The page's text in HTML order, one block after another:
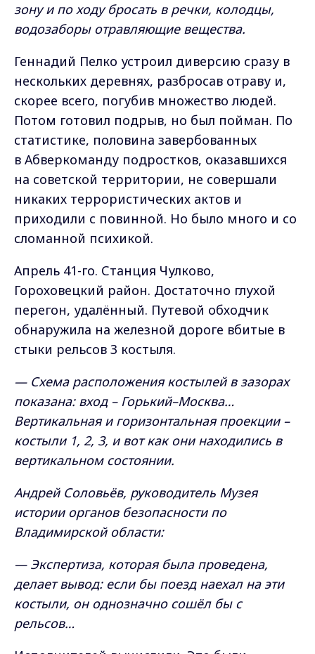
зону и по ходу бросать в речки, колодцы,
водозаборы отравляющие вещества.
Геннадий Пелко устроил диверсию сразу в
нескольких деревнях, разбросав отраву и,
скорее всего, погубив множество людей.
Потом готовил подрыв, но был пойман. По
статистике, половина завербованных
в Абверкоманду подростков, оказавшихся
на советской территории, не совершали
никаких террористических актов и
приходили с повинной. Но было много и со
сломанной психикой.
Апрель 41-го. Станция Чулково,
Гороховецкий район. Достаточно глухой
перегон, удалённый. Путевой обходчик
обнаружила на железной дороге вбитые в
стыки рельсов 3 костыля.
— Схема расположения костылей в зазорах
показана: вход – Горький–Москва…
Вертикальная и горизонтальная проекции –
костыли 1, 2, 3, и вот как они находились в
вертикальном состоянии.
Андрей Соловьёв, руководитель Музея
истории органов безопасности по
Владимирской области:
— Экспертиза, которая была проведена,
делает вывод: если бы поезд наехал на эти
костыли, он однозначно сошёл бы с
рельсов…